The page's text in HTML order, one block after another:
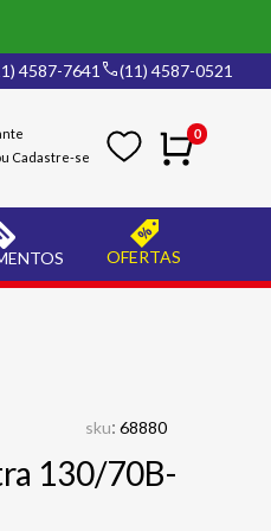
4587-7641 (11) 4587-0521
0
OFERTAS
sku: 68880
130/70B-